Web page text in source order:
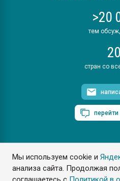
Мы используем cookie и
анализа сайта. Продолжая
>20
тем
20
стран со
ПластЭксперт © 2006.
Разрешается копирование
ссылкой на